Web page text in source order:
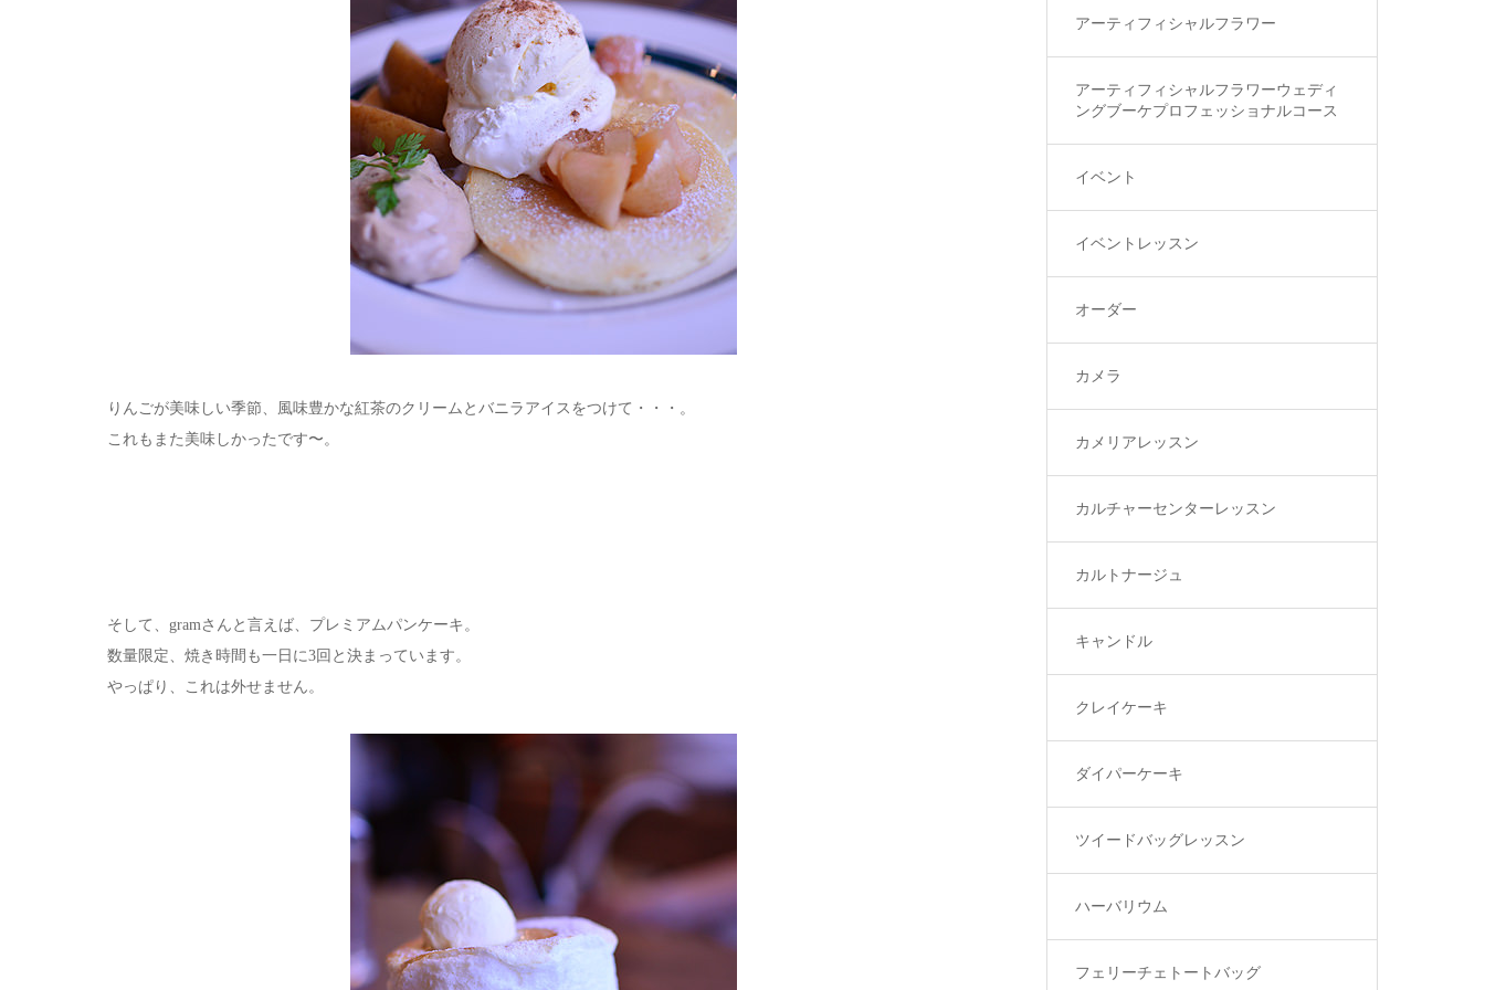
りんごが美味しい季節、風味豊かな紅茶のクリームとバニラアイスをつけて・・・。
これもまた美味しかったです〜。
そして、gramさんと言えば、プレミアムパンケーキ。
数量限定、焼き時間も一日に3回と決まっています。
やっぱり、これは外せません。
アーティフィシャルフラワー
アーティフィシャルフラワーウェディ
ングブーケプロフェッショナルコース
イベント
イベントレッスン
オーダー
カメラ
カメリアレッスン
カルチャーセンターレッスン
カルトナージュ
キャンドル
クレイケーキ
ダイパーケーキ
ツイードバッグレッスン
ハーバリウム
フェリーチェトートバッグ